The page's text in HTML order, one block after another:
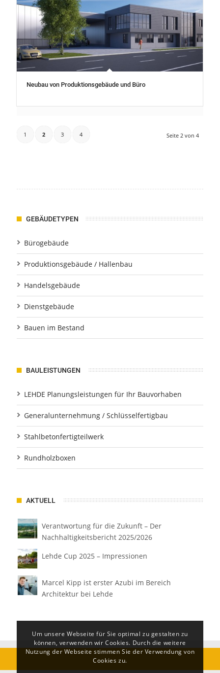
Neubau von Produktionsgebäude und Büro
Seite 2 von 4
1 2 3 4
GEBÄUDETYPEN
Bürogebäude
Produktionsgebäude / Hallenbau
Handelsgebäude
Dienstgebäude
Bauen im Bestand
BAULEISTUNGEN
LEHDE Planungsleistungen für Ihr Bauvorhaben
Generalunternehmung / Schlüsselfertigbau
Stahlbetonfertigteilwerk
Rundholzboxen
AKTUELL
Verantwortung für die Zukunft – Der
Nachhaltigkeitsbericht 2025/2026
Lehde Cup 2025 – Impressionen
Marcel Kipp ist erster Azubi im Bereich
Architektur bei Lehde
Um unsere Webseite für Sie optimal zu gestalten zu
können, verwenden wir Cookies. Durch die weitere
Nutzung der Webseite stimmen Sie der Verwendung von
Cookies zu.